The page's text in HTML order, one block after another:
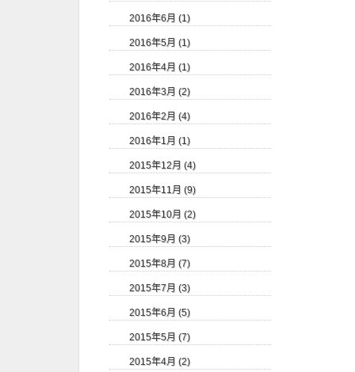
2016年6月 (1)
2016年5月 (1)
2016年4月 (1)
2016年3月 (2)
2016年2月 (4)
2016年1月 (1)
2015年12月 (4)
2015年11月 (9)
2015年10月 (2)
2015年9月 (3)
2015年8月 (7)
2015年7月 (3)
2015年6月 (5)
2015年5月 (7)
2015年4月 (2)